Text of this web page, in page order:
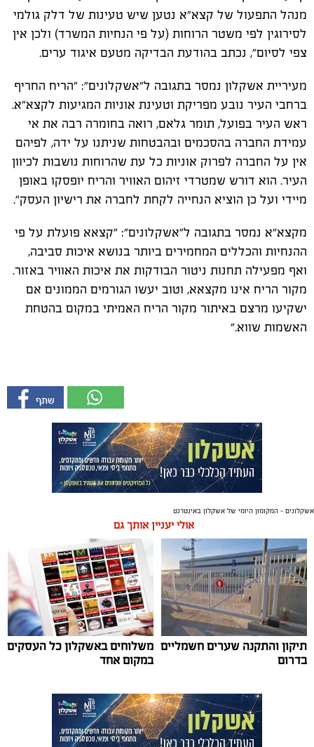
מנהל התפעול של קצא"א נטען שיש טעינות של דלק גולמי
לסירוגין לפי משטר הרוחות (על פי הנחיות המשרד) ולכן אין
צפי לסיום", נכתב בהודעת הבדיקה מטעם איגוד ערים.
מעיריית אשקלון נמסר בתגובה ל"אשקלונים": "הריח החריף
ברחבי העיר נובע מפריקת וטעינת אוניות המגיעות לקצא"א.
ראש העיר בפועל, תומר גלאם, רואה בחומרה רבה את אי
עמידת החברה בהסכמים ובהבטחות שניתנו על ידה, לפיהם
אין על החברה לפרוק אוניות כל עת שהרוחות נושבות לכיוון
העיר. הוא דורש שמטרדי זיהום האוויר והריח יופסקו באופן
מיידי ועל כן הוציא הנחייה לקחת לחברה את רישיון העסק".
מקצא"א נמסר בתגובה ל"אשקלונים": "קצאא פועלת על פי
ההנחיות והכללים המחמירים ביותר בנושא איכות סביבה,
ואף מפעילה תחנות ניטור הבודקות את איכות האוויר באזור.
מקור הריח אינו מקצאא, וטוב יעשו הגורמים הממונים אם
ישקיעו מרצם באיתור מקור הריח האמיתי במקום בהטחת
האשמות שווא."
אשקלונים - המקומון היומי של אשקלון באינטרנט
אולי יעניין אותך גם
תיקון והתקנה שערים חשמליים
בדרום
משלוחים באשקלון כל העסקים
במקום אחד